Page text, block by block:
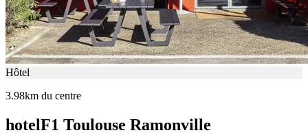
Hôtel
3.98km du centre
hotelF1 Toulouse Ramonville